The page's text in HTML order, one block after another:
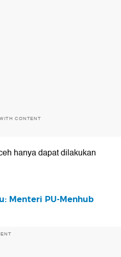
CONTENT
hanya dapat dilakukan
Menteri PU-Menhub